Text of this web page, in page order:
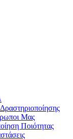
Μας
Ποιότητας